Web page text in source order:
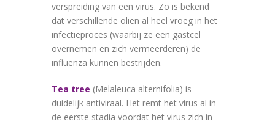
verspreiding van een virus. Zo is bekend
dat verschillende oliën al heel vroeg in het
infectieproces (waarbij ze een gastcel
overnemen en zich vermeerderen) de
influenza kunnen bestrijden.
Tea tree (Melaleuca alternifolia) is
duidelijk antiviraal. Het remt het virus al in
de eerste stadia voordat het virus zich in